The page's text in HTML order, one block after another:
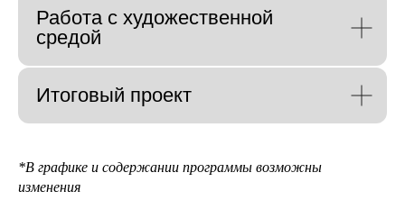
Работа с художественной
средой
Итоговый проект
*В графике и содержании программы возможны
изменения